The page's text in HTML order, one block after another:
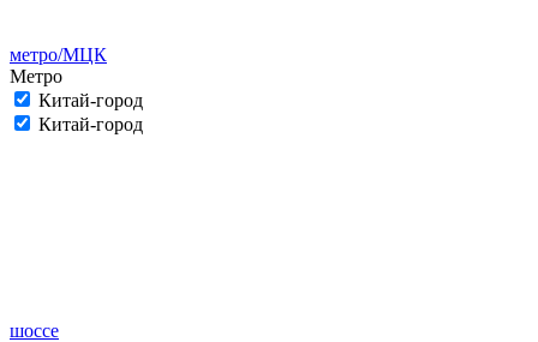
метро/МЦК
Метро
Китай-город
Китай-город
шоссе